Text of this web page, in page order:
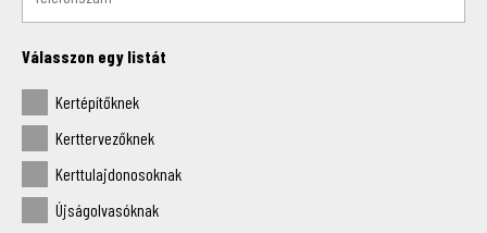
Válasszon egy listát
Kertépítőknek
Kerttervezőknek
Kerttulajdonosoknak
Újságolvasóknak